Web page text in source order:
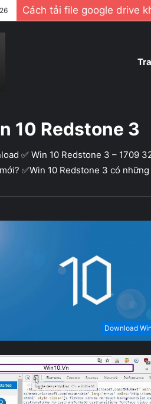
Cách tải file google drive
10 Redstone 3
✅ Win 10 Redstone 3 – 1709
✅Win 10 Redstone 3 có
Download